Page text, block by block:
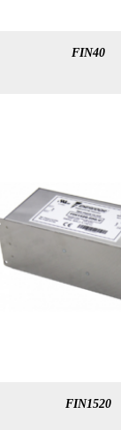
FIN40
FIN1520